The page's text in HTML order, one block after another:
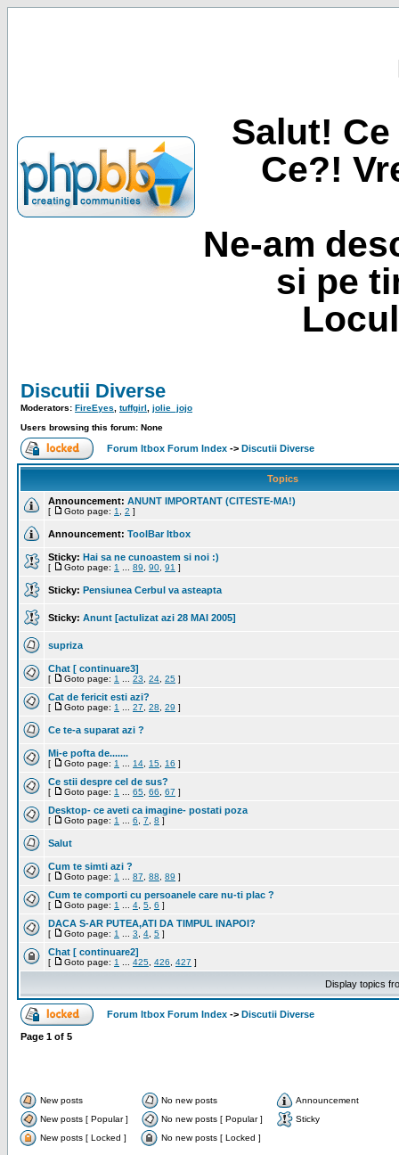
Salut!
Ce?!
Ne-am
si pe
Discutii Diverse
Moderators: FireEyes tuffgirl
jolie_jojo
Users browsing this forum: None
Forum Itbox Forum Index -> Discutii Diverse
Topics
Announcement: ANUNT IMPORTANT (CITESTE-MA!)
[ Goto page: 1 2 ]
Announcement: ToolBar Itbox
Sticky: Hai sa ne cunoastem si noi :)
[ Goto page: 1 89 90 91 ]
Sticky: Pensiunea Cerbul va asteapta
Sticky: Anunt [actulizat azi 28 MAI 2005]
supriza
Chat [ continuare3]
[ Goto page: 1 23 24 25 ]
Cat de fericit esti azi?
[ Goto page: 1 27 28 29 ]
Ce te-a suparat azi ?
Mi-e pofta de.......
[ Goto page: 1 14 15 16 ]
Ce stii despre cel de sus?
[ Goto page: 1 65 66 67 ]
Desktop- ce aveti ca imagine- postati poza
[ Goto page: 1 6 7 8 ]
Salut
Cum te simti azi ?
[ Goto page: 1 87 88 89 ]
Cum te comporti cu persoanele care nu-ti plac ?
[ Goto page: 1 4 5 6 ]
DACA S-AR PUTEA,ATI DA TIMPUL INAPOI?
[ Goto page: 1 3 4 5 ]
Chat [ continuare2]
[ Goto page: 1 425 426 427 ]
Display topics
Forum Itbox Forum Index -> Discutii Diverse
Page 1 of 5
New posts No new posts
Announcement
New posts [ Popular ]
No new posts [ Popular ]
Sticky
New posts [ Locked ]
No new posts [ Locked ]